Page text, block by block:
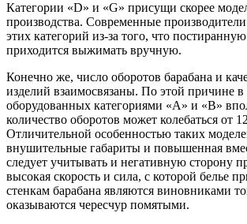
Категории «D» и «G» присущи скорее
производства. Современные производители
этих категорий из-за того, что
приходится выжимать вручную.
Конечно же, число оборотов барабана и
изделий взаимосвязаны. По этой причине в
оборудованных категориями «А» и «В»
количество оборотов может колебаться от
Отличительной особенностью таких
внушительные габариты и повышенная
следует учитывать и негативную сторону
высокая скорость и сила, с которой белье
стенкам барабана являются виновниками
оказываются чересчур помятыми.